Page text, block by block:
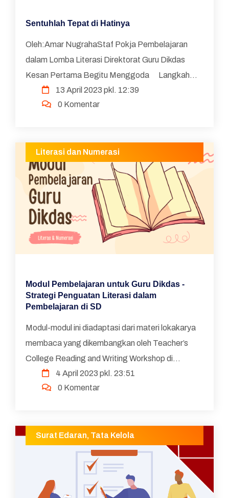
Sentuhlah Tepat di Hatinya
Oleh:Amar NugrahaStaf Pokja Pembelajaran
dalam Lomba Literasi Direktorat Guru Dikdas
Kesan Pertama Begitu Menggoda Langkah
pertama terpijak keluar pintu lift yang
menghantarkan ...
13 April 2023 pkl. 12:39
0 Komentar
Literasi dan Numerasi
Modul Pembelajaran untuk Guru Dikdas -
Strategi Penguatan Literasi dalam
Pembelajaran di SD
Modul-modul ini diadaptasi dari materi lokakarya
membaca yang dikembangkan oleh Teacher’s
College Reading and Writing Workshop di
Columbia University, Amerika Serikat yang
dikemas dalam Seri Pen...
4 April 2023 pkl. 23:51
0 Komentar
Surat Edaran, Tata Kelola